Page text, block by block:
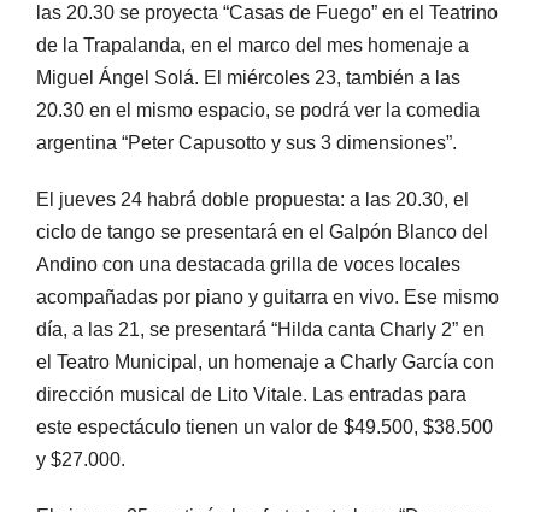
las 20.30 se proyecta “Casas de Fuego” en el Teatrino
de la Trapalanda, en el marco del mes homenaje a
Miguel Ángel Solá. El miércoles 23, también a las
20.30 en el mismo espacio, se podrá ver la comedia
argentina “Peter Capusotto y sus 3 dimensiones”.
El jueves 24 habrá doble propuesta: a las 20.30, el
ciclo de tango se presentará en el Galpón Blanco del
Andino con una destacada grilla de voces locales
acompañadas por piano y guitarra en vivo. Ese mismo
día, a las 21, se presentará “Hilda canta Charly 2” en
el Teatro Municipal, un homenaje a Charly García con
dirección musical de Lito Vitale. Las entradas para
este espectáculo tienen un valor de $49.500, $38.500
y $27.000.